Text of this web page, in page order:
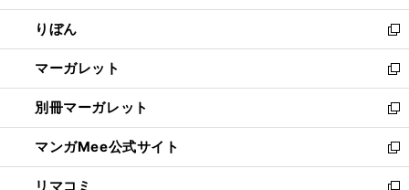
開
く
ウ
で
開
く
ン
ド
ウ
で
開
く
ウ
ィ
ン
ド
ウ
で
開
く
りぼん
新
し
い
ウ
ィ
ン
ド
ウ
で
マーガレット
新
し
い
ウ
ィ
ン
別冊マーガレット
新
し
い
ウ
マンガMee公式サイト
新
し
リマコミ